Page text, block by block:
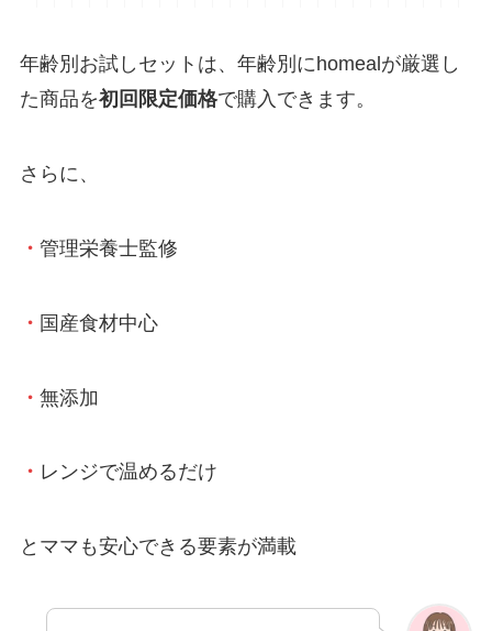
年齢別お試しセットは、年齢別にhomealが厳選し
た商品を初回限定価格で購入できます。
さらに、
・ 管理栄養士監修
・ 国産食材中心
・ 無添加
・ レンジで温めるだけ
とママも安心できる要素が満載